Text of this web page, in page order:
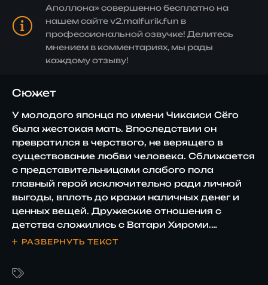
Аполлона» совершенно бесплатно на
нашем сайте v2.malfurik.fun в
профессиональной озвучке! Делитесь
мнением в комментариях, мы рады
каждому отзыву!
Сюжет
У молодого японца по имени Чикаиси Сёго
была жестокая мать. Впоследствии он
превратился в черствого, не верящего в
существование любви человека. Сближается
с представительницами слабого пола
главный герой исключительно ради личной
выгоды, вплоть до кражи наличных денег и
ценных вещей. Дружеские отношения с
детства сложились с Ватари Хироми.
Однажды Чикаиси узнает, что последняя
гибель девушки. Могущественная богиня
РАЗВЕРНУТЬ ТЕКСТ